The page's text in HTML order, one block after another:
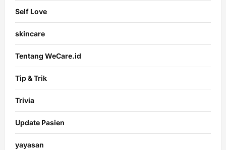
Self Love
skincare
Tentang WeCare.id
Tip & Trik
Trivia
Update Pasien
yayasan